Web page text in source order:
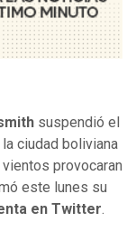
suspendió el
ciudad boliviana
provocaran
este lunes su
en Twitter.